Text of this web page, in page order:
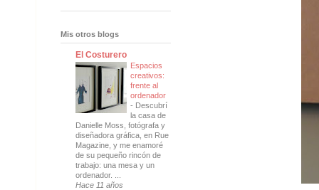
Mis otros blogs
El Costurero
Espacios
creativos:
frente al
ordenador
- Descubrí
la casa de
Danielle Moss, fotógrafa y
diseñadora gráfica, en Rue
Magazine, y me enamoré
de su pequeño rincón de
trabajo: una mesa y un
ordenador. ...
Hace 11 años